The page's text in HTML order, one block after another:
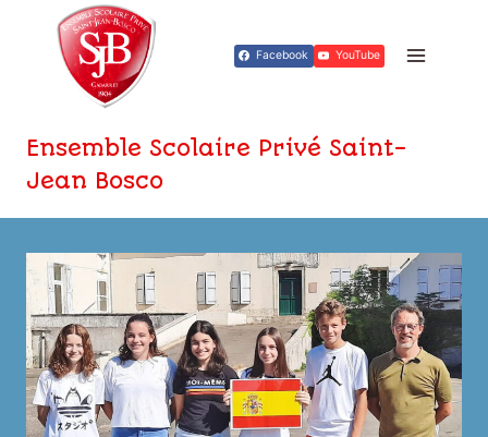
contenu
Facebook YouTube
Ensemble Scolaire Privé Saint-
Jean Bosco